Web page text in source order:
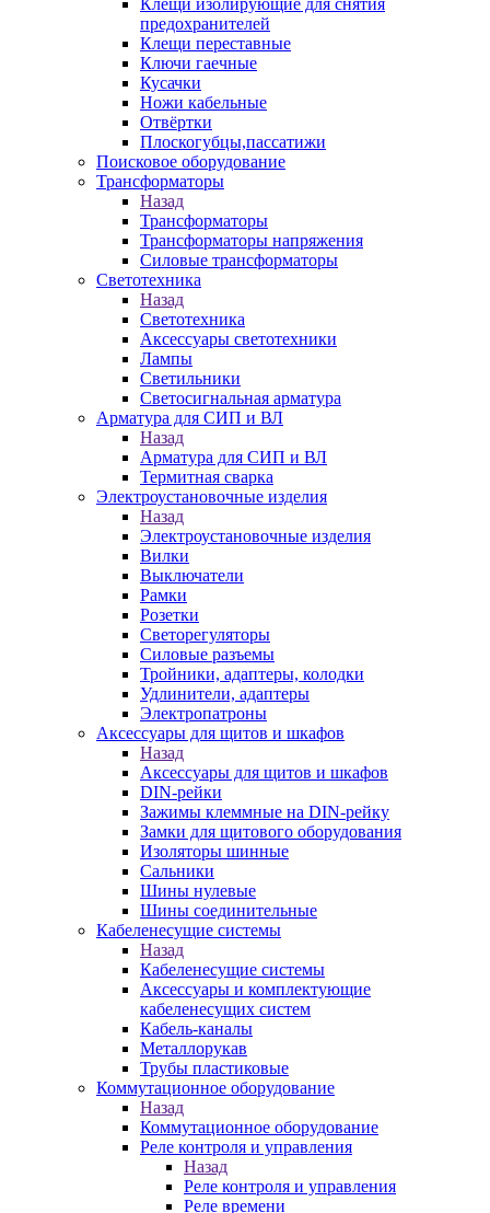
Клещи изолирующие для снятия
предохранителей
Клещи переставные
Ключи гаечные
Кусачки
Ножи кабельные
Отвёртки
Плоскогубцы,пассатижи
Поисковое оборудование
Трансформаторы
Назад
Трансформаторы
Трансформаторы напряжения
Силовые трансформаторы
Светотехника
Назад
Светотехника
Аксессуары светотехники
Лампы
Светильники
Светосигнальная арматура
Арматура для СИП и ВЛ
Назад
Арматура для СИП и ВЛ
Термитная сварка
Электроустановочные изделия
Назад
Электроустановочные изделия
Вилки
Выключатели
Рамки
Розетки
Светорегуляторы
Силовые разъемы
Тройники, адаптеры, колодки
Удлинители, адаптеры
Электропатроны
Аксессуары для щитов и шкафов
Назад
Аксессуары для щитов и шкафов
DIN-рейки
Зажимы клеммные на DIN-рейку
Замки для щитового оборудования
Изоляторы шинные
Сальники
Шины нулевые
Шины соединительные
Кабеленесущие системы
Назад
Кабеленесущие системы
Аксессуары и комплектующие
кабеленесущих систем
Кабель-каналы
Металлорукав
Трубы пластиковые
Коммутационное оборудование
Назад
Коммутационное оборудование
Реле контроля и управления
Назад
Реле контроля и управления
Реле времени